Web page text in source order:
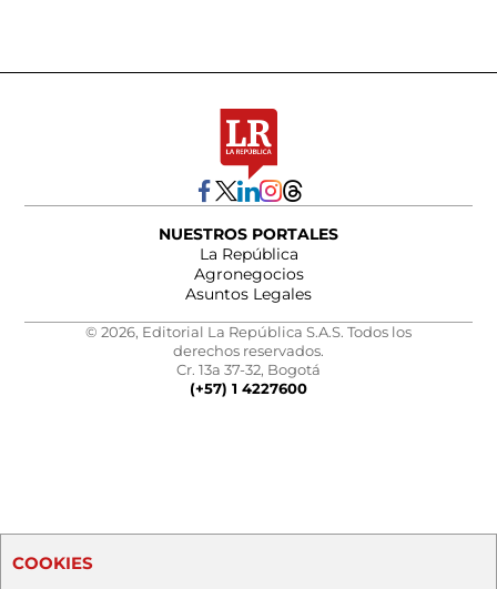
NUESTROS PORTALES
La República
Agronegocios
Asuntos Legales
© 2026, Editorial La República S.A.S. Todos los
derechos reservados.
Cr. 13a 37-32, Bogotá
(+57) 1 4227600
COOKIES